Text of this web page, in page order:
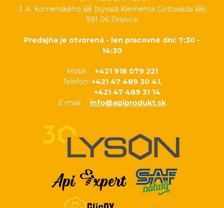
J. A. Komenského 68 (bývalá Klementa Gottwalda 68)
991 06 Želovce
Predajňa je otvorená - len pracovné dni: 7:30 -
14:30
Mobil: +421 918 079 221
Telefón: +421 47 489 30 41,
+421 47 489 31 14
E-mail: info@apiprodukt.sk